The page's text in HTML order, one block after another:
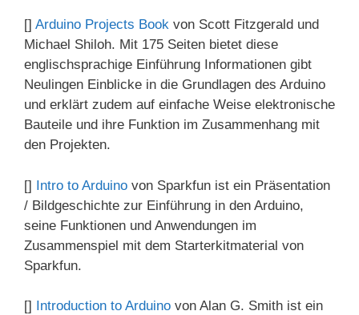
[] Arduino Projects Book von Scott Fitzgerald und
Michael Shiloh. Mit 175 Seiten bietet diese
englischsprachige Einführung Informationen gibt
Neulingen Einblicke in die Grundlagen des Arduino
und erklärt zudem auf einfache Weise elektronische
Bauteile und ihre Funktion im Zusammenhang mit
den Projekten.
[] Intro to Arduino von Sparkfun ist ein Präsentation
/ Bildgeschichte zur Einführung in den Arduino,
seine Funktionen und Anwendungen im
Zusammenspiel mit dem Starterkitmaterial von
Sparkfun.
[] Introduction to Arduino von Alan G. Smith ist ein